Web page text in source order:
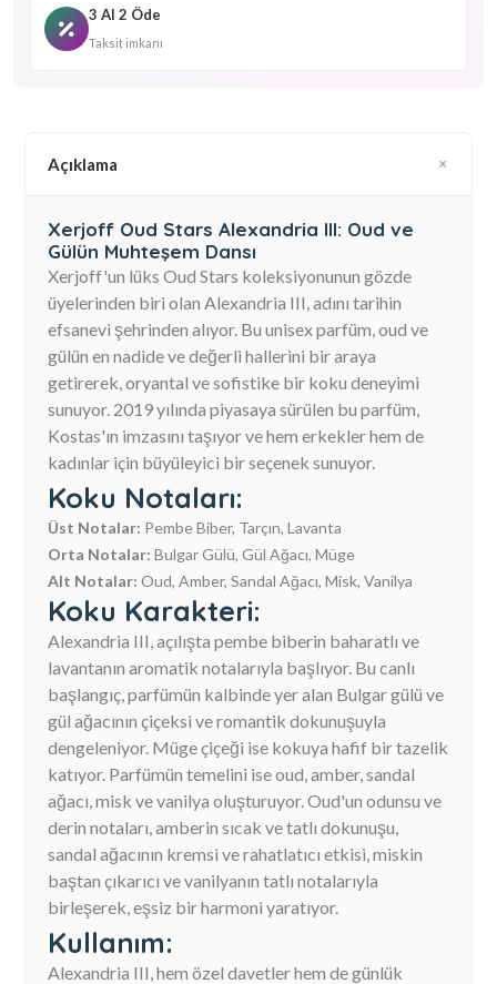
3 Al 2 Öde
Taksit imkanı
Açıklama
Xerjoff Oud Stars Alexandria III: Oud ve
Gülün Muhteşem Dansı
Xerjoff'un lüks Oud Stars koleksiyonunun gözde
üyelerinden biri olan Alexandria III, adını tarihin
efsanevi şehrinden alıyor. Bu unisex parfüm, oud ve
gülün en nadide ve değerli hallerini bir araya
getirerek, oryantal ve sofistike bir koku deneyimi
sunuyor. 2019 yılında piyasaya sürülen bu parfüm,
Kostas'ın imzasını taşıyor ve hem erkekler hem de
kadınlar için büyüleyici bir seçenek sunuyor.
Koku Notaları:
Üst Notalar: Pembe Biber, Tarçın, Lavanta
Orta Notalar: Bulgar Gülü, Gül Ağacı, Müge
Alt Notalar: Oud, Amber, Sandal Ağacı, Misk, Vanilya
Koku Karakteri:
Alexandria III, açılışta pembe biberin baharatlı ve
lavantanın aromatik notalarıyla başlıyor. Bu canlı
başlangıç, parfümün kalbinde yer alan Bulgar gülü ve
gül ağacının çiçeksi ve romantik dokunuşuyla
dengeleniyor. Müge çiçeği ise kokuya hafif bir tazelik
katıyor. Parfümün temelini ise oud, amber, sandal
ağacı, misk ve vanilya oluşturuyor. Oud'un odunsu ve
derin notaları, amberin sıcak ve tatlı dokunuşu,
sandal ağacının kremsi ve rahatlatıcı etkisi, miskin
baştan çıkarıcı ve vanilyanın tatlı notalarıyla
birleşerek, eşsiz bir harmoni yaratıyor.
Kullanım:
Alexandria III, hem özel davetler hem de günlük